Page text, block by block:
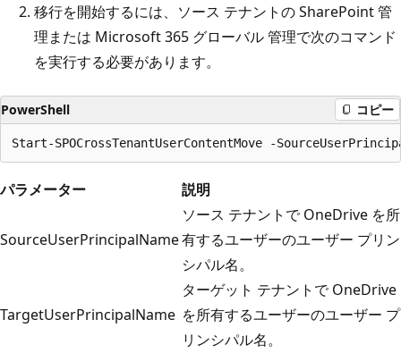
移行を開始するには、ソース テナントの SharePoint 管
理または Microsoft 365 グローバル 管理で次のコマンド
を実行する必要があります。
PowerShell コピー
パラメーター 説明
SourceUserPrincipalName
ソース テナントで OneDrive を所
有するユーザーのユーザー プリン
シパル名。
TargetUserPrincipalName
ターゲット テナントで OneDrive
を所有するユーザーのユーザー プ
リンシパル名。